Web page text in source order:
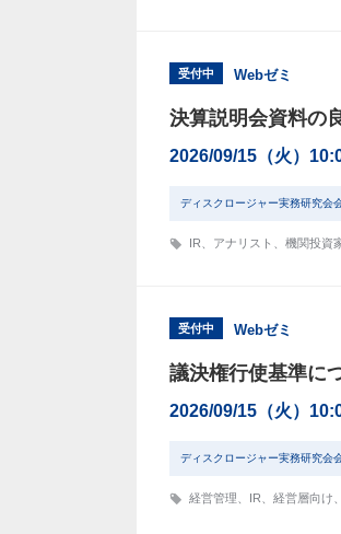
受付中 Webゼミ
決算説明会資料の
2026/09/15（火）
ディスクロージャー実務研究
IR アナリスト 機関投資
受付中 Webゼミ
議決権行使基準に
2026/09/15（火）
ディスクロージャー実務研究
経営管理 IR 経営層向け